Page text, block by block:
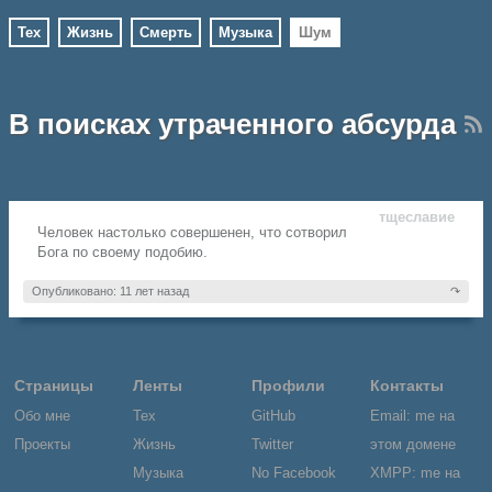
Тех Жизнь Смерть Музыка Шум
В поисках утраченного абсурда
тщеславие
Человек настолько совершенен, что сотворил
Бога по своему подобию.
Опубликовано: 11 лет назад ↷
Страницы
Обо мне
Проекты
Ленты
Тех
Жизнь
Музыка
Профили
GitHub
Twitter
No Facebook
Контакты
Email: me на
этом домене
XMPP: me на